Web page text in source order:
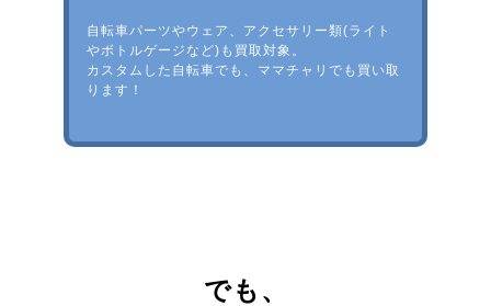
自転車パーツやウェア、アクセサリー類(ライト
やボトルゲージなど)も買取対象。
カスタムした自転車でも、ママチャリでも買い取
ります！
でも、